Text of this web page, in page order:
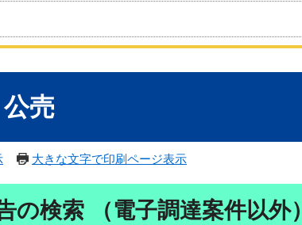
売
大きな文字で印刷ページ表示
の検索 （電子調達案件以外）